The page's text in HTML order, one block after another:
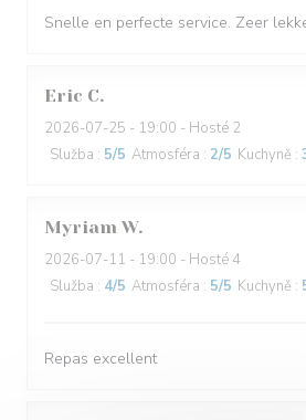
Snelle en perfecte service. Zeer
Eric C
2026-07-25 - 19:00 - Hosté 2
Služba : 5/5 Atmosféra : 2/5 Kuchyně :
Myriam W
2026-07-11 - 19:00 - Hosté 4
Služba : 4/5 Atmosféra : 5/5 Kuchyně :
Repas excellent